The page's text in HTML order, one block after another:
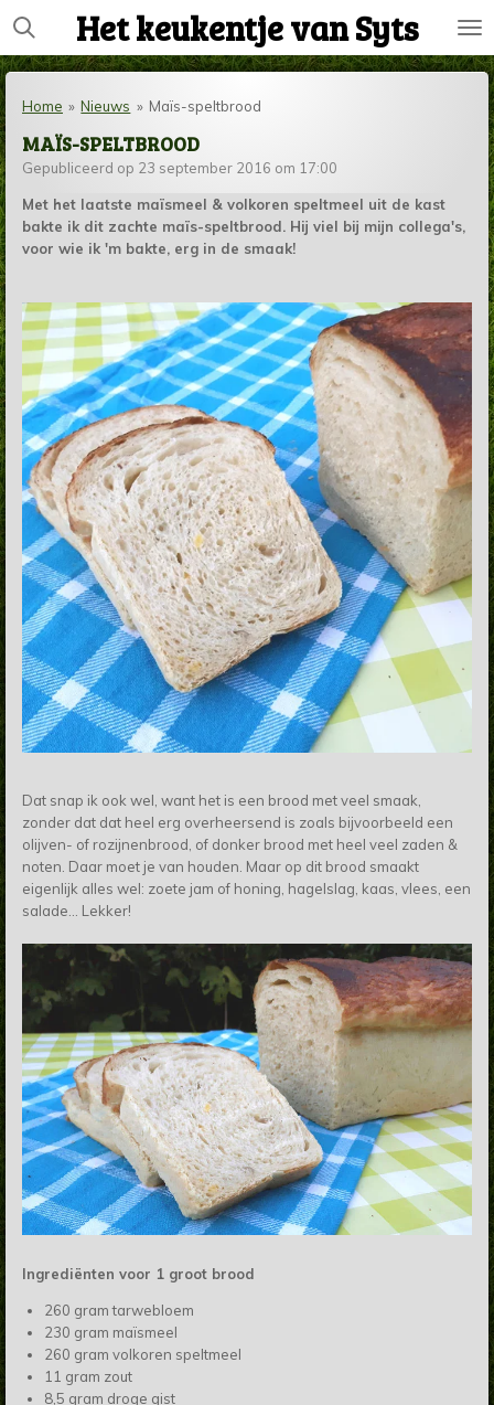
Ga
direct
naar
hoofdinhoud
Het keukentje van Syts
Home » Nieuws » Maïs-speltbrood
MAÏS-SPELTBROOD
Gepubliceerd op 23 september 2016 om 17:00
Met het laatste maïsmeel & volkoren speltmeel uit de kast
bakte ik dit zachte maïs-speltbrood. Hij viel bij mijn collega's,
voor wie ik 'm bakte, erg in de smaak!
Dat snap ik ook wel, want het is een brood met veel smaak,
zonder dat dat heel erg overheersend is zoals bijvoorbeeld een
olijven- of rozijnenbrood, of donker brood met heel veel zaden &
noten. Daar moet je van houden. Maar op dit brood smaakt
eigenlijk alles wel: zoete jam of honing, hagelslag, kaas, vlees, een
salade... Lekker!
Ingrediënten voor 1 groot brood
260 gram tarwebloem
230 gram maïsmeel
260 gram volkoren speltmeel
11 gram zout
8,5 gram droge gist